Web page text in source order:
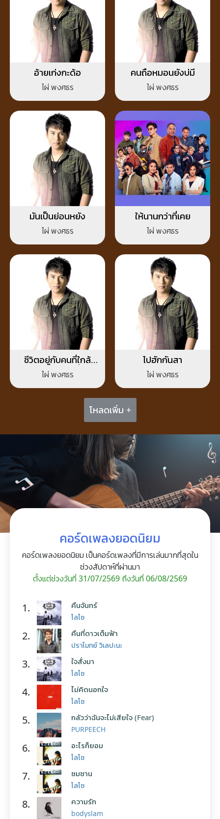
อ้ายเก่งกะด้อ
ไผ่ พงศธร
คนถือหมอนยังบ่มี
ไผ่ พงศธร
มันเป็นย่อนหยัง
ไผ่ พงศธร
ให้นานกว่าที่เคย
ไผ่ พงศธร
ชีวิตอยู่กับคนที่ใกล้
หัวใจอยู่กับคนที่ฝัน
ไผ่ พงศธร
ไปฮักกันสา
ไผ่ พงศธร
โหลดเพิ่ม +
คอร์ดเพลงยอดนิยม
คอร์ดเพลงยอดนิยม เป็นคอร์ดเพลงที่มีการเล่นมากที่สุดใน
ช่วงสัปดาห์ที่ผ่านมา
ตั้งแต่ช่วงวันที่ 31/07/2569 ถึงวันที่ 06/08/2569
1. คืนจันทร์
โลโซ
2. คืนที่ดาวเต็มฟ้า
ปราโมทย์ วิเลปะนะ
3. ใจสั่งมา
โลโซ
4. ไม่คิดนอกใจ
โลโซ
5. กลัวว่าฉันจะไม่เสียใจ (Fear)
PURPEECH
6. อะไรก็ยอม
โลโซ
7. ซมซาน
โลโซ
8. ความรัก
bodyslam